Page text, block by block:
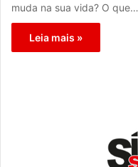
muda na sua vida? O que…
Leia mais »